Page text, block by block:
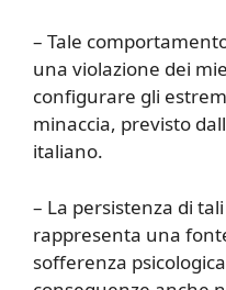
– Tale
una violazione dei
configurare gli
minaccia, previsto
italiano.
– La persistenza di
rappresenta una
sofferenza